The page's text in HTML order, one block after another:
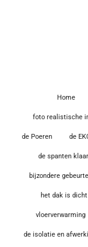
Home
foto realistische
de Poeren de
de spanten
bijzondere
het dak is dicht
vloerverwarming
de isolatie en